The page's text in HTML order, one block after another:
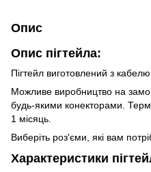
Опис
Опис пігтейла:
Пігтейл виготовлений з
Можливе виробництво на
будь-якими конекторами.
1 місяць.
Виберіть роз'єми, які вам
Характеристики